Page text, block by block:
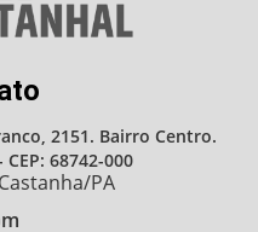
2151. Bairro Centro.
68742-000
PA